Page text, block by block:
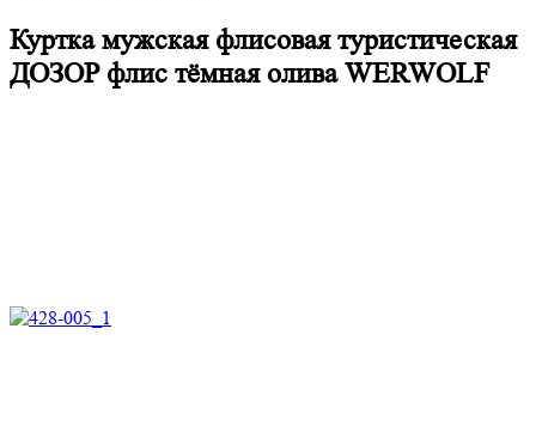
Куртка мужская флисовая туристическая
ДОЗОР флис тёмная олива WERWOLF